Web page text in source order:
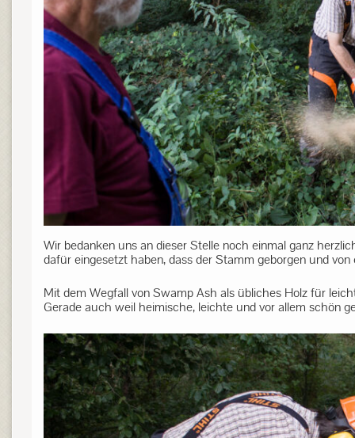
Wir bedanken uns an dieser Stelle noch einmal ganz
dafür eingesetzt haben, dass der Stamm geborgen und
Mit dem Wegfall von Swamp Ash als übliches Holz für
Gerade auch weil heimische, leichte und vor allem schön